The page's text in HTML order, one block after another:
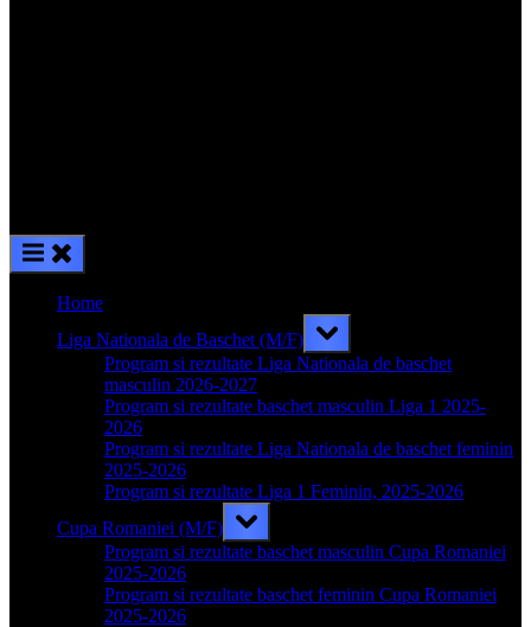
Home
Liga Nationala de Baschet (M/F)
Toggle
sub-
menu
Program si rezultate Liga Nationala de baschet
masculin 2026-2027
Program si rezultate baschet masculin Liga 1 2025-
2026
Program si rezultate Liga Nationala de baschet feminin
2025-2026
Program si rezultate Liga 1 Feminin, 2025-2026
Cupa Romaniei (M/F)
Toggle
sub-
menu
Program si rezultate baschet masculin Cupa Romaniei
2025-2026
Program si rezultate baschet feminin Cupa Romaniei
2025-2026